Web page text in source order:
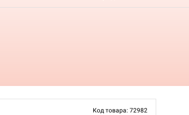
Код товара: 72982